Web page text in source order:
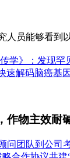
人员能够看到
学》：发现罕
速解码脑癌基
作物主效耐
问团队到公司